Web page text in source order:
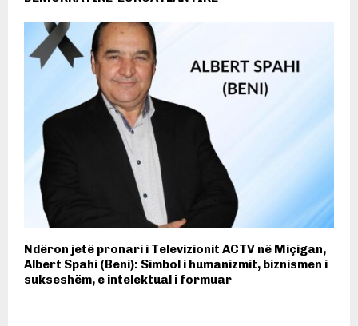
Ndëron jetë pronari i Televizionit ACTV në Miçigan,
Albert Spahi (Beni): Simbol i humanizmit, biznismen i
sukseshëm, e intelektual i formuar